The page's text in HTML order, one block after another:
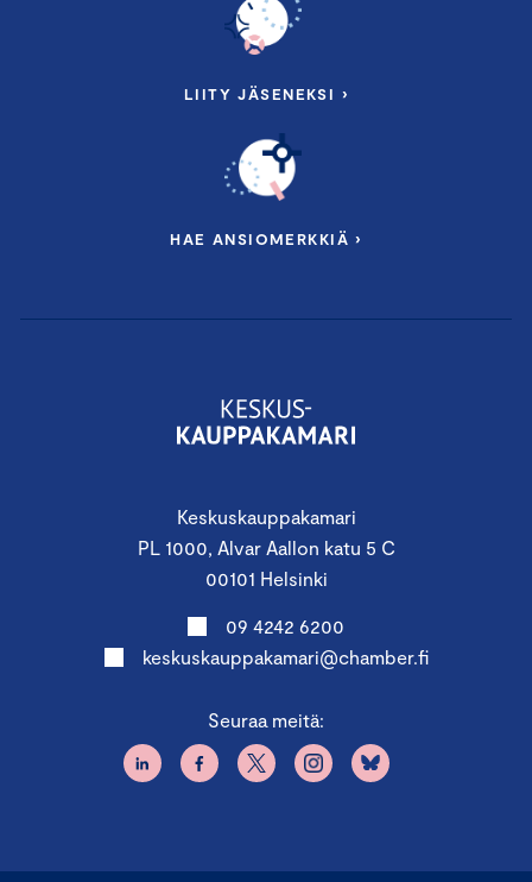
Keskuskauppakamari
PL 1000, Alvar Aallon katu 5 C
00101 Helsinki
09 4242 6200
keskuskauppakamari@chamber.fi
Seuraa meitä:
LIITY JÄSENEKSI ›
HAE ANSIOMERKKIÄ ›